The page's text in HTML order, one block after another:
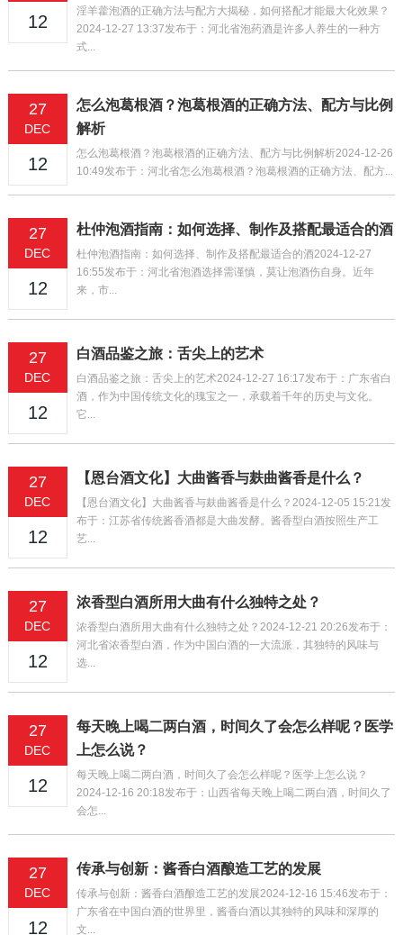
12
淫羊藿泡酒的正确方法与配方大揭秘，如何搭配才能最大化效果？
2024-12-27 13:37发布于：河北省泡药酒是许多人养生的一种方
式...
27
DEC
12
怎么泡葛根酒？泡葛根酒的正确方法、配方与比例
解析
怎么泡葛根酒？泡葛根酒的正确方法、配方与比例解析2024-12-26
10:49发布于：河北省怎么泡葛根酒？泡葛根酒的正确方法、配方...
27
DEC
12
杜仲泡酒指南：如何选择、制作及搭配最适合的酒
杜仲泡酒指南：如何选择、制作及搭配最适合的酒2024-12-27
16:55发布于：河北省泡酒选择需谨慎，莫让泡酒伤自身。近年
来，市...
27
DEC
12
白酒品鉴之旅：舌尖上的艺术
白酒品鉴之旅：舌尖上的艺术2024-12-27 16:17发布于：广东省白
酒，作为中国传统文化的瑰宝之一，承载着千年的历史与文化。
它...
27
DEC
12
【恩台酒文化】大曲酱香与麸曲酱香是什么？
【恩台酒文化】大曲酱香与麸曲酱香是什么？2024-12-05 15:21发
布于：江苏省传统酱香酒都是大曲发酵。酱香型白酒按照生产工
艺...
27
DEC
12
浓香型白酒所用大曲有什么独特之处？
浓香型白酒所用大曲有什么独特之处？2024-12-21 20:26发布于：
河北省浓香型白酒，作为中国白酒的一大流派，其独特的风味与
选...
27
DEC
12
每天晚上喝二两白酒，时间久了会怎么样呢？医学
上怎么说？
每天晚上喝二两白酒，时间久了会怎么样呢？医学上怎么说？
2024-12-16 20:18发布于：山西省每天晚上喝二两白酒，时间久了
会怎...
27
DEC
12
传承与创新：酱香白酒酿造工艺的发展
传承与创新：酱香白酒酿造工艺的发展2024-12-16 15:46发布于：
广东省在中国白酒的世界里，酱香白酒以其独特的风味和深厚的
文...